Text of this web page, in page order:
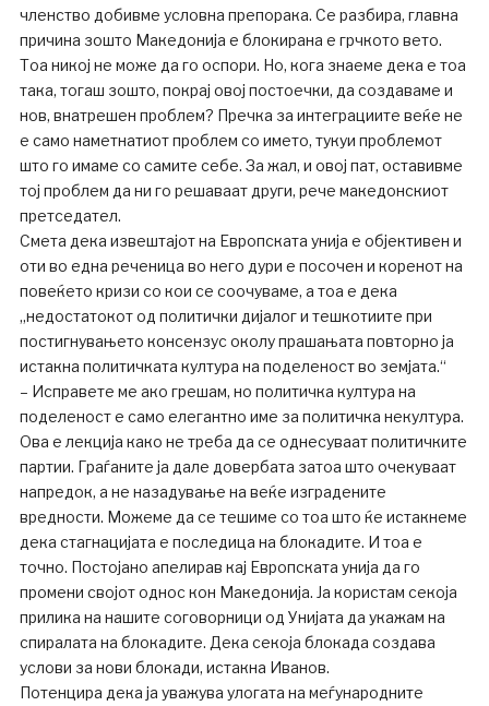
членство добивме условна препорака. Се разбира, главна
причина зошто Македонија е блокирана е грчкото вето.
Тоа никој не може да го оспори. Но, кога знаеме дека е тоа
така, тогаш зошто, покрај овој постоечки, да создаваме и
нов, внатрешен проблем? Пречка за интеграциите веќе не
е само наметнатиот проблем со името, тукуи проблемот
што го имаме со самите себе. За жал, и овој пат, оставивме
тој проблем да ни го решаваат други, рече македонскиот
претседател.
Смета дека извештајот на Европската унија е објективен и
оти во една реченица во него дури е посочен и коренот на
повеќето кризи со кои се соочуваме, а тоа е дека
„недостатокот од политички дијалог и тешкотиите при
постигнувањето консензус околу прашањата повторно ја
истакна политичката култура на поделеност во земјата.“
– Исправете ме ако грешам, но политичка култура на
поделеност е само елегантно име за политичка некултура.
Ова е лекција како не треба да се однесуваат политичките
партии. Граѓаните ја дале довербата затоа што очекуваат
напредок, а не назадување на веќе изградените
вредности. Можеме да се тешиме со тоа што ќе истакнеме
дека стагнацијата е последица на блокадите. И тоа е
точно. Постојано апелирав кај Европската унија да го
промени својот однос кон Македонија. Ја користам секоја
прилика на нашите соговорници од Унијата да укажам на
спиралата на блокадите. Дека секоја блокада создава
услови за нови блокади, истакна Иванов.
Потенцира дека ја уважува улогата на меѓународните